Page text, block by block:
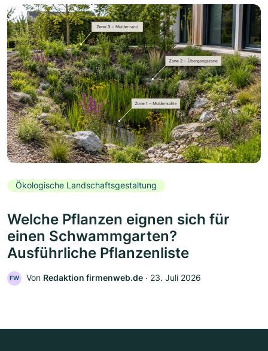
Ökologische Landschaftsgestaltung
Welche Pflanzen eignen sich für
einen Schwammgarten?
Ausführliche Pflanzenliste
FW Von Redaktion firmenweb.de ‧ 23. Juli 2026